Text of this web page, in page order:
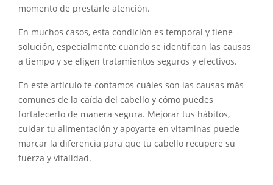
momento de prestarle atención.
En muchos casos, esta condición es temporal y tiene
solución, especialmente cuando se identifican las causas
a tiempo y se eligen tratamientos seguros y efectivos.
En este artículo te contamos cuáles son las causas más
comunes de la caída del cabello y cómo puedes
fortalecerlo de manera segura. Mejorar tus hábitos,
cuidar tu alimentación y apoyarte en vitaminas puede
marcar la diferencia para que tu cabello recupere su
fuerza y vitalidad.